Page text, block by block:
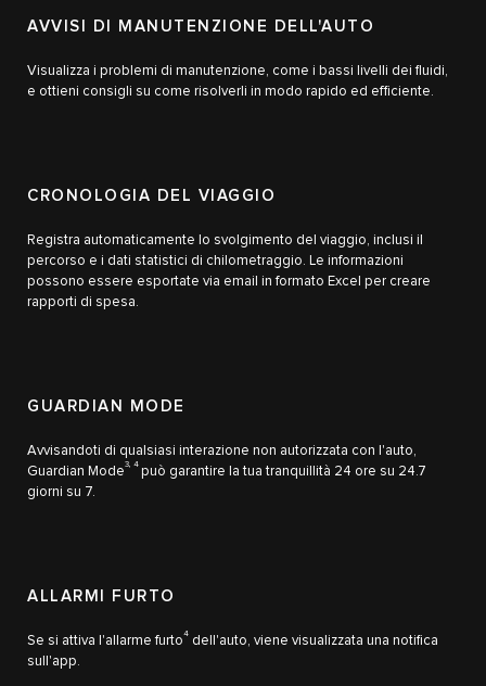
AVVISI DI MANUTENZIONE DELL'AUTO
Visualizza i problemi di manutenzione, come i bassi livelli dei fluidi,
e ottieni consigli su come risolverli in modo rapido ed efficiente.
CRONOLOGIA DEL VIAGGIO
Registra automaticamente lo svolgimento del viaggio, inclusi il
percorso e i dati statistici di chilometraggio. Le informazioni
possono essere esportate via email in formato Excel per creare
rapporti di spesa.
GUARDIAN MODE
Avvisandoti di qualsiasi interazione non autorizzata con l'auto,
Guardian Mode3, 4 può garantire la tua tranquillità 24 ore su 24.7
giorni su 7.
ALLARMI FURTO
Se si attiva l'allarme furto4 dell'auto, viene visualizzata una notifica
sull'app.